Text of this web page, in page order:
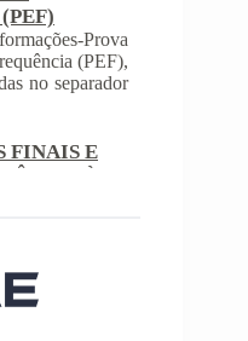
FINAIS E
À
do JNE – Júri
definidos os
para
nº 223-
hoje, dia
avaliação do